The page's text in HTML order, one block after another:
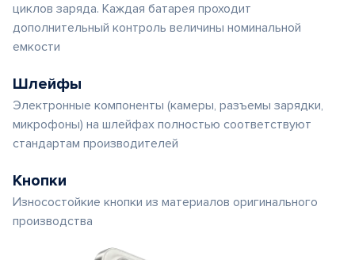
циклов заряда. Каждая батарея проходит
дополнительный контроль величины номинальной
емкости
Шлейфы
Электронные компоненты (камеры, разъемы зарядки,
микрофоны) на шлейфах полностью соответствуют
стандартам производителей
Кнопки
Износостойкие кнопки из материалов оригинального
производства